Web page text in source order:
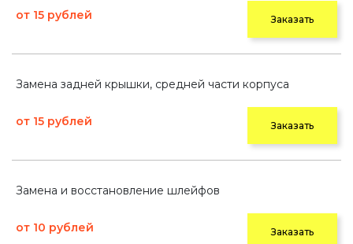
от 15 рублей Заказать
Замена задней крышки, средней части корпуса
от 15 рублей Заказать
Замена и восстановление шлейфов
от 10 рублей Заказать